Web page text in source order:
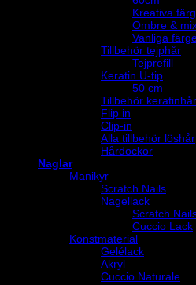
Kreativa
Ombre &
Vanliga
Tillbehör tejphår
Tejprefill
Keratin U-tip
50 cm
Tillbehör keratinhår
Flip in
Clip-in
Alla tillbehör löshår
Hårdockor
Naglar
Manikyr
Scratch Nails
Nagellack
Scratch
Cuccio Lack
Konstmaterial
Gelélack
Akryl
Cuccio Naturale